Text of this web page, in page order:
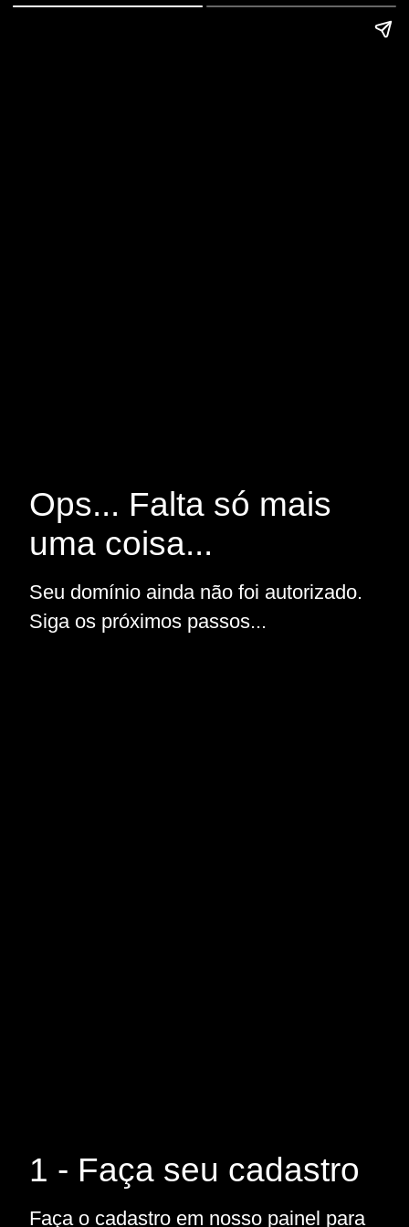
Ops... Falta só mais
uma coisa...
Seu domínio ainda não foi autorizado.
Siga os próximos passos...
1 - Faça seu cadastro
Faça o cadastro em nosso painel para